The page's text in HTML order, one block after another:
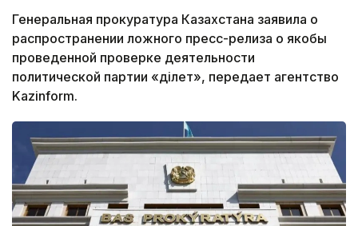
Генеральная прокуратура Казахстана заявила о
распространении ложного пресс-релиза о якобы
проведенной проверке деятельности
политической партии «Әділет», передает агентство
Kazinform.